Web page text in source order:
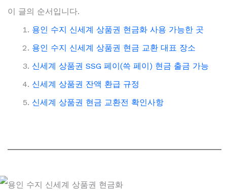
이 글의 순서입니다.
용인 수지 신세계 상품권 현금화 사용 가능한 곳
용인 수지 신세계 상품권 현금 교환 대표 장소
신세계 상품권 SSG 페이(쓱 페이) 현금 출금 가능
신세계 상품권 잔액 환급 규정
신세계 상품권 현금 교환전 확인사항